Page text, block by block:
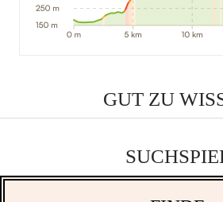
GUT ZU